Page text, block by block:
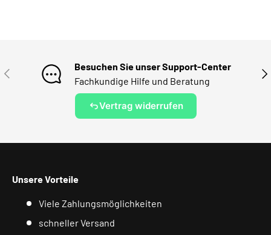
VORHERIGE
Besuchen Sie unser Support-Center
Fachkundige Hilfe und Beratung
Vertrag widerrufen
Unsere Vorteile
Viele Zahlungsmöglichkeiten
schneller Versand